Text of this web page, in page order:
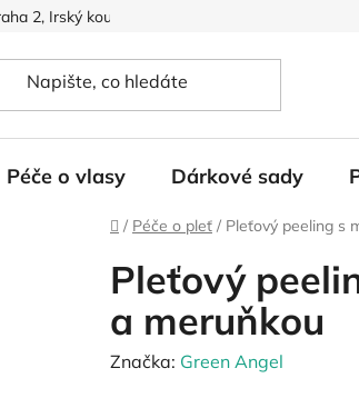
2, Irský koutek
Péče o vlasy Dárkové sady
Domů
/ Péče o pleť / Pleťový peeling s
Pleťový
a meruňkou
Značka: Green Angel